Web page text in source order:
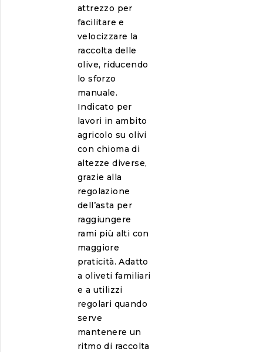
attrezzo per
facilitare e
velocizzare la
raccolta delle
olive, riducendo
lo sforzo
manuale.
Indicato per
lavori in ambito
agricolo su olivi
con chioma di
altezze diverse,
grazie alla
regolazione
dell’asta per
raggiungere
rami più alti con
maggiore
praticità. Adatto
a oliveti familiari
e a utilizzi
regolari quando
serve
mantenere un
ritmo di raccolta